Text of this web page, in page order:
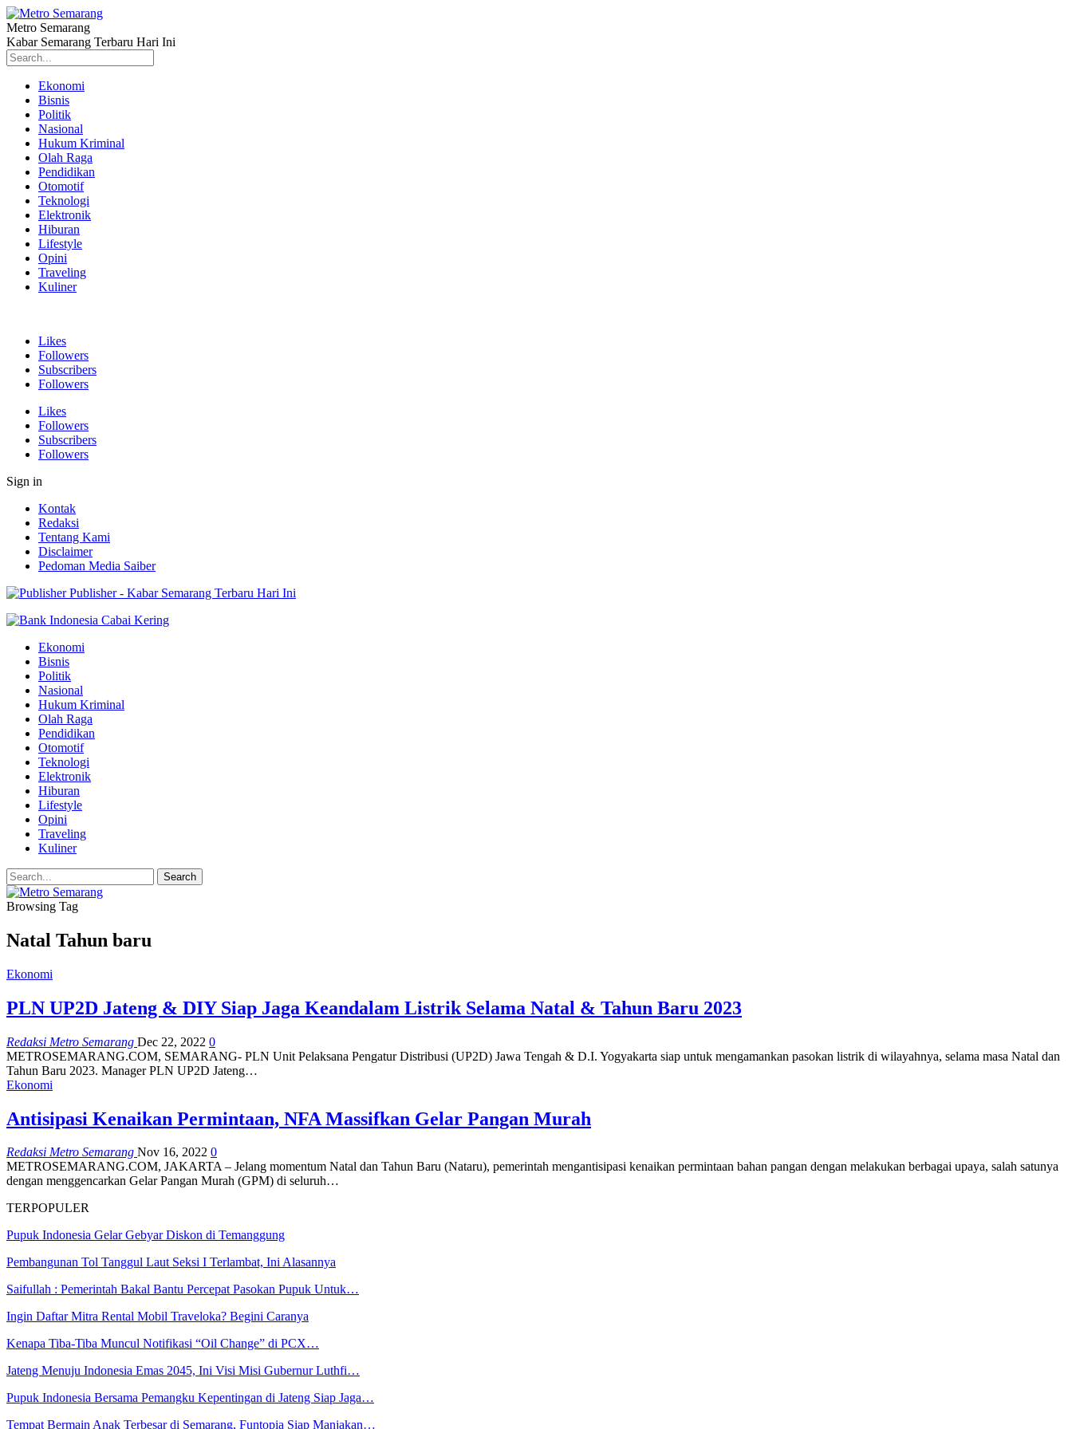
Metro Semarang
Kabar Semarang Terbaru Hari Ini
Ekonomi
Bisnis
Politik
Nasional
Hukum Kriminal
Olah Raga
Pendidikan
Otomotif
Teknologi
Elektronik
Hiburan
Lifestyle
Opini
Traveling
Kuliner
Likes
Followers
Subscribers
Followers
Likes
Followers
Subscribers
Followers
Sign in
Kontak
Redaksi
Tentang Kami
Disclaimer
Pedoman Media Saiber
Publisher - Kabar Semarang Terbaru Hari Ini
Ekonomi
Bisnis
Politik
Nasional
Hukum Kriminal
Olah Raga
Pendidikan
Otomotif
Teknologi
Elektronik
Hiburan
Lifestyle
Opini
Traveling
Kuliner
Browsing Tag
Natal Tahun baru
Ekonomi
PLN UP2D Jateng & DIY Siap Jaga Keandalam Listrik Selama Natal & Tahun Baru 2023
Redaksi Metro Semarang Dec 22, 2022 0
METROSEMARANG.COM, SEMARANG- PLN Unit Pelaksana Pengatur Distribusi (UP2D) Jawa Tengah & D.I. Yogyakarta siap untuk mengamankan pasokan listrik di wilayahnya, selama masa Natal dan
Tahun Baru 2023. Manager PLN UP2D Jateng…
Ekonomi
Antisipasi Kenaikan Permintaan, NFA Massifkan Gelar Pangan Murah
Redaksi Metro Semarang Nov 16, 2022 0
METROSEMARANG.COM, JAKARTA – Jelang momentum Natal dan Tahun Baru (Nataru), pemerintah mengantisipasi kenaikan permintaan bahan pangan dengan melakukan berbagai upaya, salah satunya
dengan menggencarkan Gelar Pangan Murah (GPM) di seluruh…
TERPOPULER
Pupuk Indonesia Gelar Gebyar Diskon di Temanggung
Pembangunan Tol Tanggul Laut Seksi I Terlambat, Ini Alasannya
Saifullah : Pemerintah Bakal Bantu Percepat Pasokan Pupuk Untuk…
Ingin Daftar Mitra Rental Mobil Traveloka? Begini Caranya
Kenapa Tiba-Tiba Muncul Notifikasi “Oil Change” di PCX…
Jateng Menuju Indonesia Emas 2045, Ini Visi Misi Gubernur Luthfi…
Pupuk Indonesia Bersama Pemangku Kepentingan di Jateng Siap Jaga…
Tempat Bermain Anak Terbesar di Semarang, Funtopia Siap Manjakan…